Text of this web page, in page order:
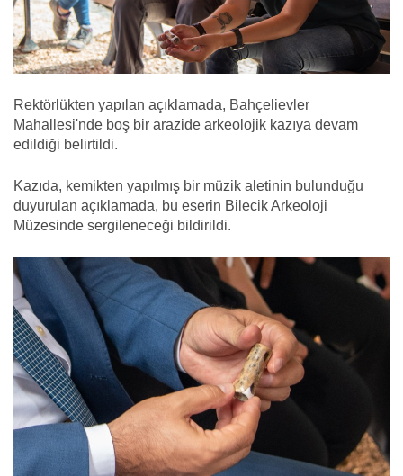
Rektörlükten yapılan açıklamada, Bahçelievler
Mahallesi'nde boş bir arazide arkeolojik kazıya devam
edildiği belirtildi.
Kazıda, kemikten yapılmış bir müzik aletinin bulunduğu
duyurulan açıklamada, bu eserin Bilecik Arkeoloji
Müzesinde sergileneceği bildirildi.